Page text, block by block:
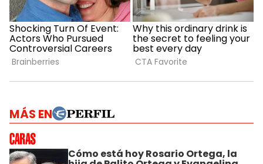
MÁS EN
Cómo está hoy Rosario Ortega, la